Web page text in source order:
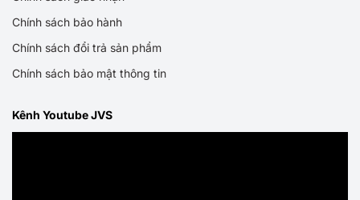
Chính sách bảo hành
Chính sách đổi trả sản phẩm
Chính sách bảo mật thông tin
Kênh Youtube JVS